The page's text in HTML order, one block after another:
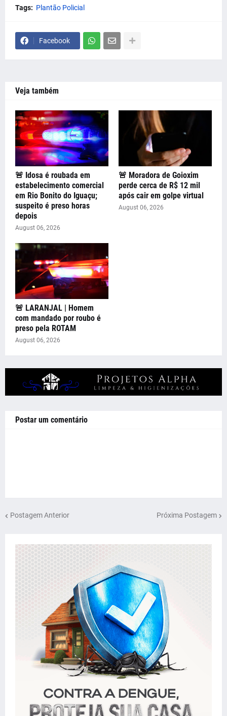
Tags: Plantão Policial
Facebook
Veja também
🚨 Idosa é roubada em
estabelecimento comercial
em Rio Bonito do Iguaçu;
suspeito é preso horas
depois
August 06, 2026
🚨 Moradora de Goioxim
perde cerca de R$ 12 mil
após cair em golpe virtual
August 06, 2026
🚨 LARANJAL | Homem
com mandado por roubo é
preso pela ROTAM
August 06, 2026
Postar um comentário
Postagem Anterior Próxima Postagem